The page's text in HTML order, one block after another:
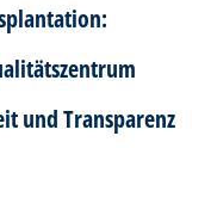
und Transparenz